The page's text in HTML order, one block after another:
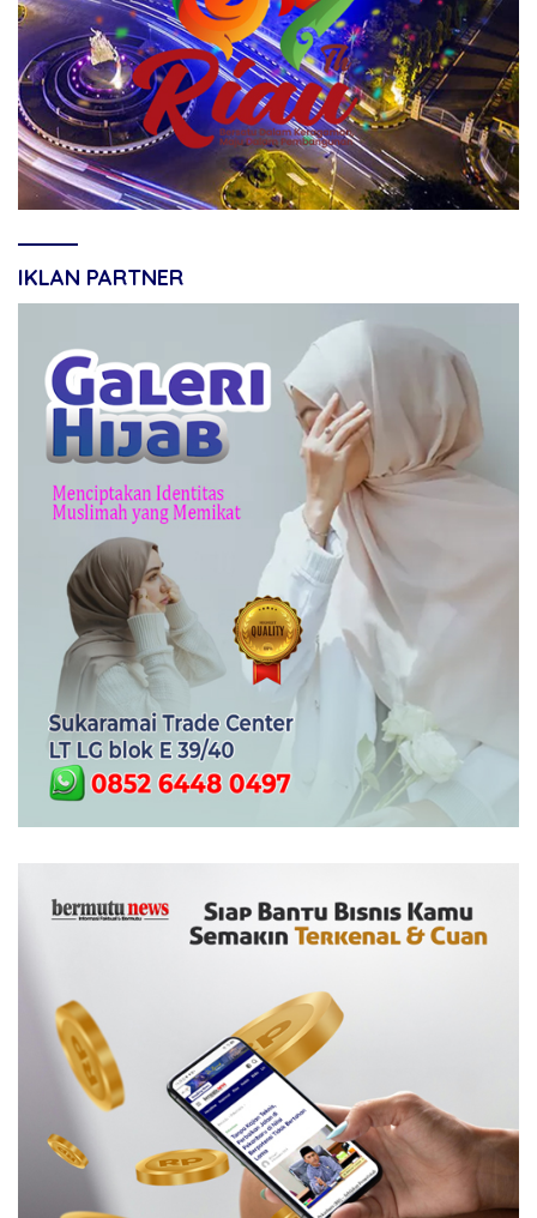
IKLAN PARTNER